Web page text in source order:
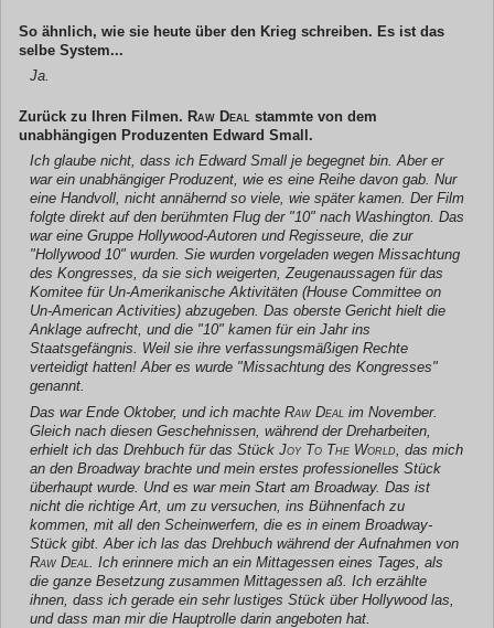
So ähnlich, wie sie heute über den Krieg schreiben. Es ist das
selbe System...
Ja.
Zurück zu Ihren Filmen. Raw Deal stammte von dem
unabhängigen Produzenten Edward Small.
Ich glaube nicht, dass ich Edward Small je begegnet bin. Aber er
war ein unabhängiger Produzent, wie es eine Reihe davon gab. Nur
eine Handvoll, nicht annähernd so viele, wie später kamen. Der Film
folgte direkt auf den berühmten Flug der "10" nach Washington. Das
war eine Gruppe Hollywood-Autoren und Regisseure, die zur
"Hollywood 10" wurden. Sie wurden vorgeladen wegen Missachtung
des Kongresses, da sie sich weigerten, Zeugenaussagen für das
Komitee für Un-Amerikanische Aktivitäten (House Committee on
Un-American Activities) abzugeben. Das oberste Gericht hielt die
Anklage aufrecht, und die "10" kamen für ein Jahr ins
Staatsgefängnis. Weil sie ihre verfassungsmäßigen Rechte
verteidigt hatten! Aber es wurde "Missachtung des Kongresses"
genannt.
Das war Ende Oktober, und ich machte Raw Deal im November.
Gleich nach diesen Geschehnissen, während der Dreharbeiten,
erhielt ich das Drehbuch für das Stück Joy To The World , das mich
an den Broadway brachte und mein erstes professionelles Stück
überhaupt wurde. Und es war mein Start am Broadway. Das ist
nicht die richtige Art, um zu versuchen, ins Bühnenfach zu
kommen, mit all den Scheinwerfern, die es in einem Broadway-
Stück gibt. Aber ich las das Drehbuch während der Aufnahmen von
Raw Deal
. Ich erinnere mich an ein Mittagessen eines Tages, als
die ganze Besetzung zusammen Mittagessen aß. Ich erzählte
ihnen, dass ich gerade ein sehr lustiges Stück über Hollywood las,
und dass man mir die Hauptrolle darin angeboten hat.